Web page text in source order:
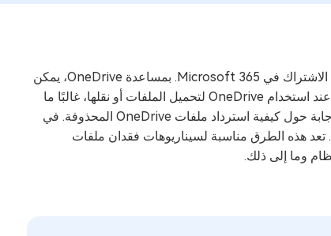
OneDrive هي خدمة سحابية من Microsoft يمكنك استخدامها مجانًا أو من خلال الاشتراك في Microsoft 365. بمساعدة OneDrive، يمكن
للمرء إجراء نسخ احتياطي للملفات ومزامنتها ومشاركتها في أي مكان وأي جهاز. عند استخدام OneDrive لتحميل الملفات أو نقلها، غالبًا ما
يتم حذف الملفات عن طريق الخطأ. في المنتدى، يبحث الكثير من الأشخاص عن إجابة حول كيفية استرداد ملفات OneDrive المحذوفة. في
. تعد هذه الطرق مناسبة لسيناريوهات فقدان ملفات